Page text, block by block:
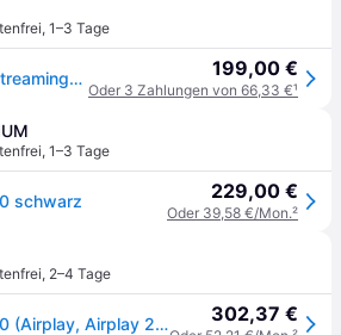
, 1–3 Tage
MusicCast 20 weiß Streaming-Lautsprecher 199,00 €
Oder 3 Zahlungen von 66,33 €¹
, 1–3 Tage
schwarz 229,00 €
Oder 39,58 €/Mon.²
, 2–4 Tage
Yamaha MusicCast 20 (Airplay, Airplay 2, Bluetooth, WLAN), Multiroom System, Weiss 302,37 €